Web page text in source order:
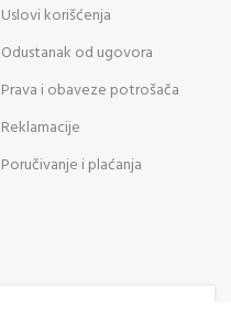
Uslovi korišćenja
Odustanak od ugovora
Prava i obaveze potrošača
Reklamacije
Poručivanje i plaćanja